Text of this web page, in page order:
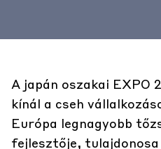
A japán oszakai EXPO
kínál a cseh
Európa legnagyobb
fejlesztője, tulajdonosa